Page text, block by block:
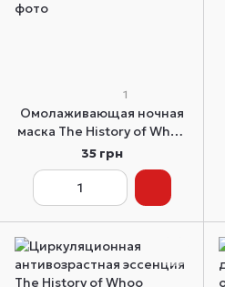
1
Омолаживающая ночная
маска The History of Whoo
Cheonyuldan Ultimate
Regenerating Overnight
Mask 4 мл
35 грн